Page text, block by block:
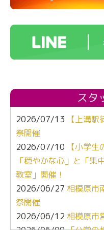
スタ
2026/07/13
【上溝
祭開催
2026/07/10
【小学
「穏やかな心」と「集
教室」開催！
2026/06/27 相模原市
祭開催
2026/06/12 相模原市